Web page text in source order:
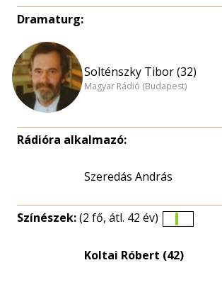
Dramaturg:
Solténszky Tibor (32)
Magyar Rádió (Budapest)
Rádióra alkalmazó:
Szeredás András
Színészek:(2 fő, átl. 42 év)
Életkori
eloszlás
nagyítása
Koltai Róbert (42)